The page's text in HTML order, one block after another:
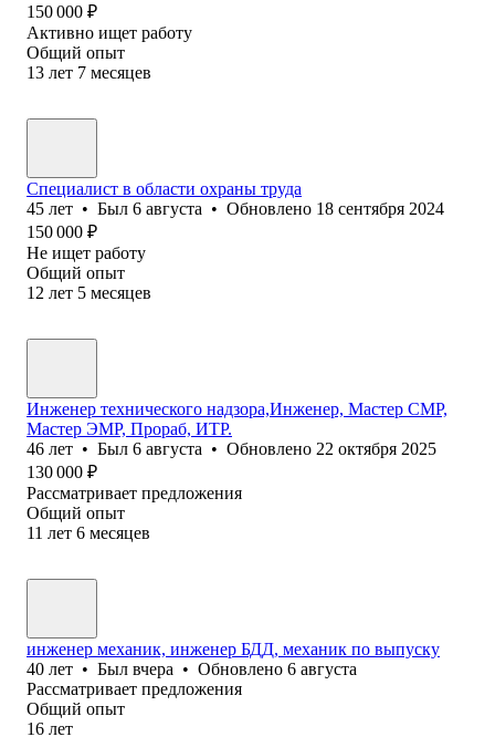
150 000 ₽
Активно ищет работу
Общий опыт
13 лет 7 месяцев
Специалист в области охраны труда
45 лет • Был 6 августа • Обновлено 18 сентября 2024
150 000 ₽
Не ищет работу
Общий опыт
12 лет 5 месяцев
Инженер технического надзора,Инженер, Мастер СМР,
Мастер ЭМР, Прораб, ИТР.
46 лет • Был 6 августа • Обновлено 22 октября 2025
130 000 ₽
Рассматривает предложения
Общий опыт
11 лет 6 месяцев
инженер механик, инженер БДД, механик по выпуску
40 лет • Был вчера • Обновлено 6 августа
Рассматривает предложения
Общий опыт
16 лет